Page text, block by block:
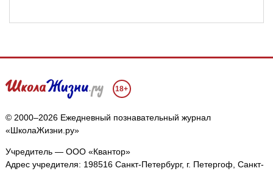
18+
© 2000–2026 Ежедневный познавательный журнал
«ШколаЖизни.ру»
Учредитель — ООО «Квантор»
Адрес учредителя: 198516 Санкт-Петербург, г. Петергоф, Санкт-